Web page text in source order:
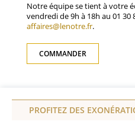
Notre équipe se tient à votre
vendredi de 9h à 18h au 01 30
affaires@lenotre.fr.
COMMANDER
PROFITEZ DES